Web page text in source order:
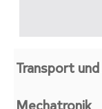
Transport
Mechatronik